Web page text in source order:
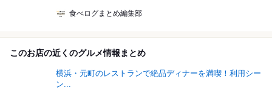
食べログまとめ編集部
このお店の近くのグルメ情報まとめ
横浜・元町のレストランで絶品ディナーを満喫！利用シー
ン...